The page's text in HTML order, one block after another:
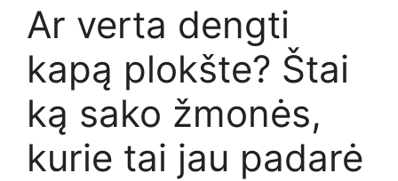
Ar verta dengti
kapą plokšte? Štai
ką sako žmonės,
kurie tai jau padarė